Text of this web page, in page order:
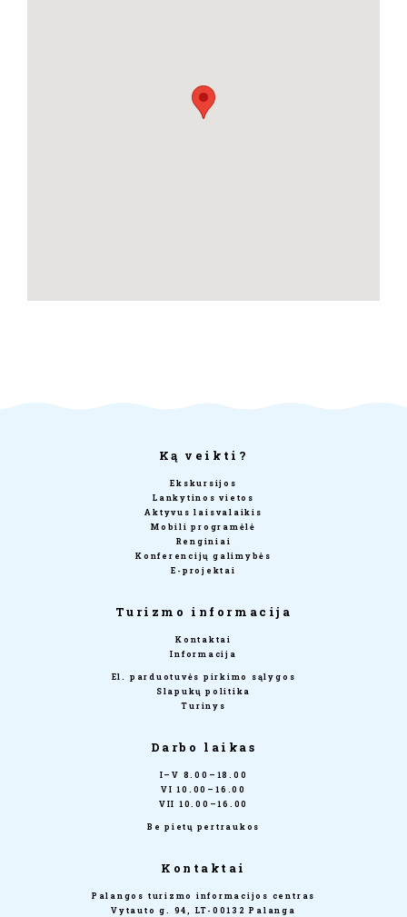
Ką veikti?
Ekskursijos
Lankytinos vietos
Aktyvus laisvalaikis
Mobili programėlė
Renginiai
Konferencijų galimybės
E-projektai
Turizmo informacija
Kontaktai
Informacija
El. parduotuvės pirkimo sąlygos
Slapukų politika
Turinys
Darbo laikas
I–V 8.00–18.00
VI 10.00–16.00
VII 10.00–16.00
Be pietų pertraukos
Kontaktai
Palangos turizmo informacijos centras
Vytauto g. 94, LT-00132 Palanga